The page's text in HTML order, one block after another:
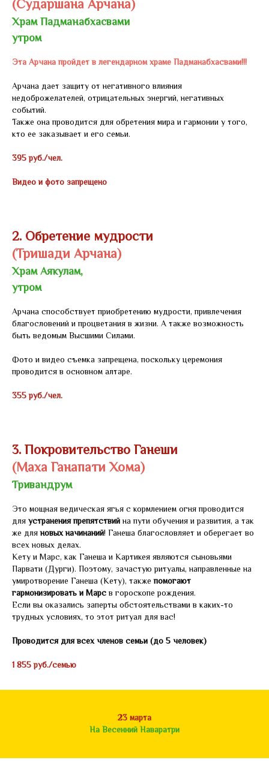
(Сударшана Арчана)
Храм Падманабхасвами
утром
Эта Арчана пройдет в легендарном храме Падманабхасвами!!!
Арчана дает защиту от негативного влияния
недоброжелателей, отрицательных энергий, негативных
событий.
Также она проводится для обретения мира и гармонии у того,
кто ее заказывает и его семьи.
395 руб./чел.
Видео и фото запрещено
2. Обретение мудрости
(Тришади Арчана)
Храм Аякулам,
утром
Арчана способствует приобретению мудрости, привлечения
благословений и процветания в жизни. А также возможность
быть ведомым Высшими Силами.
Фото и видео съемка запрещена, поскольку церемония
проводится в основном алтаре.
355 руб./чел.
3. Покровительство Ганеши
(Маха Ганапати Хома)
Тривандрум
Это мощная ведическая ягья с кормлением огня проводится
дляустранения препятствийна пути обучения и развития, а так
же дляновых начинаний! Ганеша благословляет и оберегает во
всех новых делах.
Кету и Марс, как Ганеша и Картикея являются сыновьями
Парвати (Дурги). Поэтому, зачастую ритуалы, направленные на
умиротворение Ганеша (Кету), такжепомогают
гармонизировать и Марсв гороскопе рождения.
Если вы оказались заперты обстоятельствами в каких-то
трудных условиях, то этот ритуал для вас!
Проводится для всех членов семьи (до 5 человек)
1 855 руб./семью
23 марта
На Весенний Наваратри